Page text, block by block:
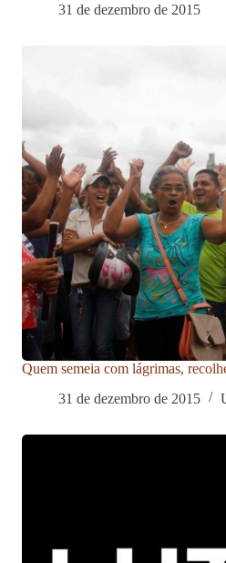
31 de dezembro de 2015
Quem semeia com lágrimas,
31 de dezembro de 2015